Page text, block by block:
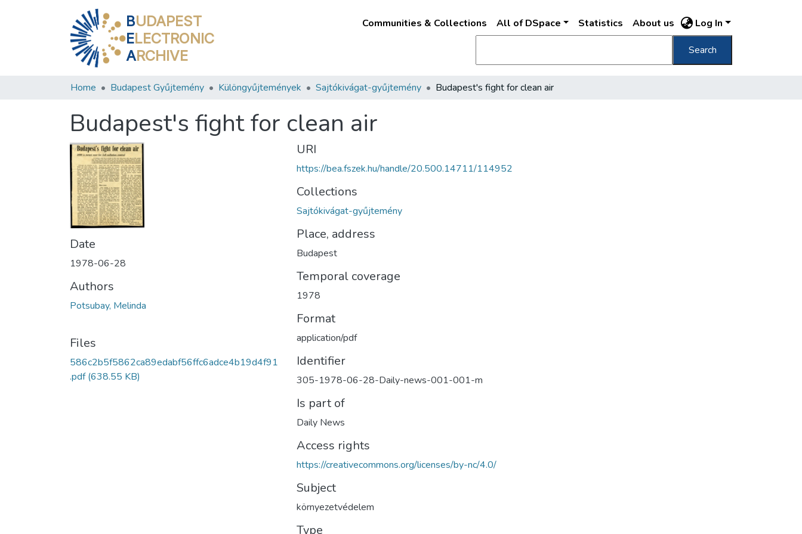
BUDAPEST
ELECTRONIC
ARCHIVE
Communities & Collections All of DSpace Statistics About us Log In
Search
Home Budapest Gyűjtemény Különgyűjtemények Sajtókivágat-gyűjtemény Budapest's fight for clean air
Budapest's fight for clean air
Date
1978-06-28
Authors
Potsubay, Melinda
Files
586c2b5f5862ca89edabf56ffc6adce4b19d4f91
.pdf(638.55 KB)
URI
https://bea.fszek.hu/handle/20.500.14711/114952
Collections
Sajtókivágat-gyűjtemény
Place, address
Budapest
Temporal coverage
1978
Format
application/pdf
Identifier
305-1978-06-28-Daily-news-001-001-m
Is part of
Daily News
Access rights
https://creativecommons.org/licenses/by-nc/4.0/
Subject
környezetvédelem
Type